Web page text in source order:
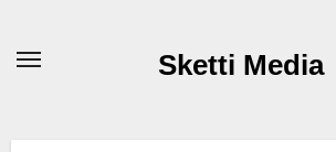
Sketti Media